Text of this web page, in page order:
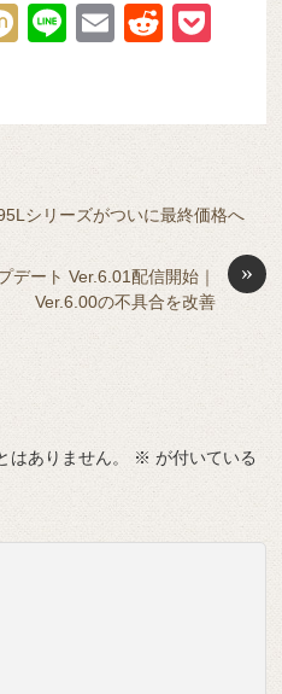
M
Li
E
R
di et
シリーズがついに最終価格へ
»
デート Ver.6.01配信開始｜
Ver.6.00の不具合を改善
ありません。 ※ が付いている